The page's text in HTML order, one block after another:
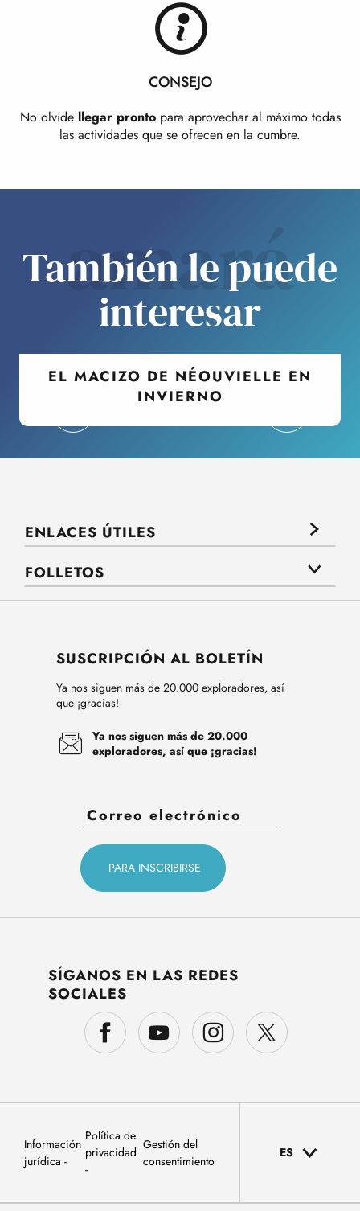
CONSEJO
No olvide llegar prontopara aprovechar al máximo todas
las actividades que se ofrecen en la cumbre.
amará
También le puede
interesar
EL MACIZO DE NÉOUVIELLE EN
INVIERNO
ENLACES ÚTILES
FOLLETOS
SUSCRIPCIÓN AL BOLETÍN
Ya nos siguen más de 20.000 exploradores, así
que ¡gracias!
Ya nos siguen más de 20.000
exploradores, así que ¡gracias!
SÍGANOS EN LAS REDES
SOCIALES
Información
jurídica
Política de
privacidad
Gestión del
consentimiento
ES